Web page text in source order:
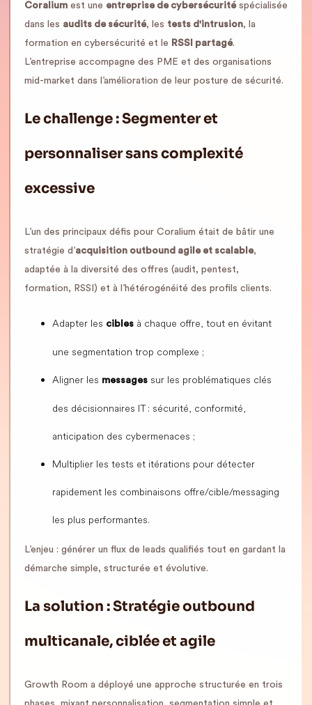
Coralium est une entreprise de cybersécuritéspécialisée
dans les audits de sécurité, les tests d'intrusion, la
formation en cybersécurité et le RSSI partagé.
L’entreprise accompagne des PME et des organisations
mid-market dans l’amélioration de leur posture de sécurité.
Le challenge : Segmenter et
personnaliser sans complexité
excessive
L’un des principaux défis pour Coralium était de bâtir une
stratégie d’acquisition outbound agile et scalable,
adaptée à la diversité des offres (audit, pentest,
formation, RSSI) et à l’hétérogénéité des profils clients.
Adapter les cibles à chaque offre, tout en évitant
une segmentation trop complexe ;
Aligner les messages sur les problématiques clés
des décisionnaires IT : sécurité, conformité,
anticipation des cybermenaces ;
Multiplier les tests et itérations pour détecter
rapidement les combinaisons offre/cible/messaging
les plus performantes.
L’enjeu : générer un flux de leads qualifiés tout en gardant la
démarche simple, structurée et évolutive.
La solution : Stratégie outbound
multicanale, ciblée et agile
Growth Room a déployé une approche structurée en trois